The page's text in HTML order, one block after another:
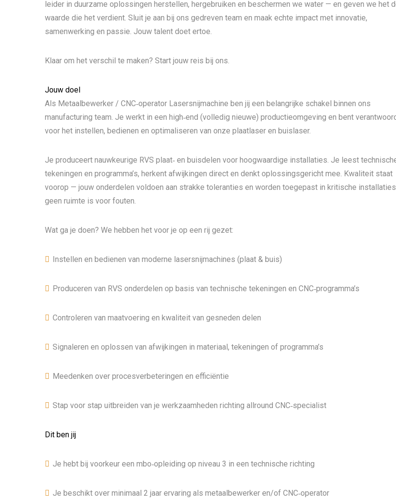
leider in duurzame oplossingen herstellen, hergebruiken en beschermen we water — en geven we het
waarde die het verdient. Sluit je aan bij ons gedreven team en maak echte impact met innovatie,
samenwerking en passie. Jouw talent doet ertoe.
Klaar om het verschil te maken? Start jouw reis bij ons.
Jouw doel
Als Metaalbewerker / CNC‑operator Lasersnijmachine ben jij een belangrijke schakel binnen ons
manufacturing team. Je werkt in een high‑end (volledig nieuwe) productieomgeving en bent
voor het instellen, bedienen en optimaliseren van onze plaatlaser en buislaser.
Je produceert nauwkeurige RVS plaat‑ en buisdelen voor hoogwaardige installaties. Je leest
tekeningen en programma’s, herkent afwijkingen direct en denkt oplossingsgericht mee. Kwaliteit staat
voorop — jouw onderdelen voldoen aan strakke toleranties en worden toegepast in kritische
geen ruimte is voor fouten.
Wat ga je doen? We hebben het voor je op een rij gezet:
Instellen en bedienen van moderne laser­snijmachines (plaat & buis)
Produceren van RVS onderdelen op basis van technische tekeningen en CNC‑programma’s
Controleren van maatvoering en kwaliteit van gesneden delen
Signaleren en oplossen van afwijkingen in materiaal, tekeningen of programma’s
Meedenken over procesverbeteringen en efficiëntie
Stap voor stap uitbreiden van je werkzaamheden richting allround CNC‑specialist
Dit ben jij
Je hebt bij voorkeur een mbo‑opleiding op niveau 3 in een technische richting
Je beschikt over minimaal 2 jaar ervaring als metaalbewerker en/of CNC‑operator